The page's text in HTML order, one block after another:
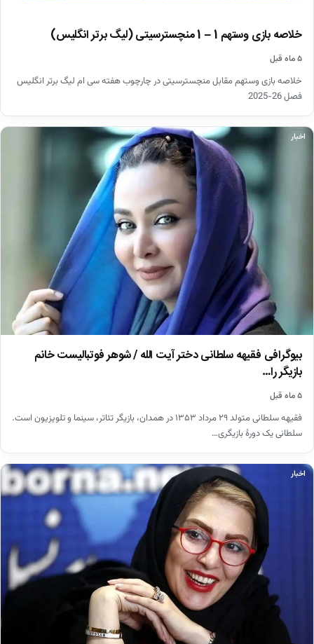
خلاصه بازی وستهم 1 – 1 منچسترسیتی (لیگ برتر انگلیس)
۵ ماه قبل
خلاصه بازی وستهم مقابل منچسترسیتی در چارچوب هفته سی ام لیگ برتر انگلیس
فصل 26-2025
اخبار
بیوگرافی فقیهه سلطانی دختر آیت الله / شوهر فوتبالیست خانم
بازیگر را…
۵ ماه قبل
فقیهه سلطانی متولد ۲۹ مرداد ۱۳۵۳ در همدان، بازیگر تئاتر، سینما و تلویزیون است.
سلطانی یک دورهٔ بازیگری…
اخبار